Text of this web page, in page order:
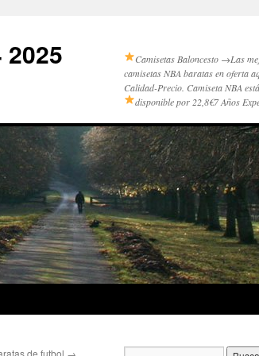
Camisetas Baloncesto →Las
camisetas NBA baratas en oferta
Calidad-Precio. Camiseta NBA está
disponible por 22,8€7 Años
de futbol →